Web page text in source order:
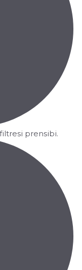
filtresi prensibi.